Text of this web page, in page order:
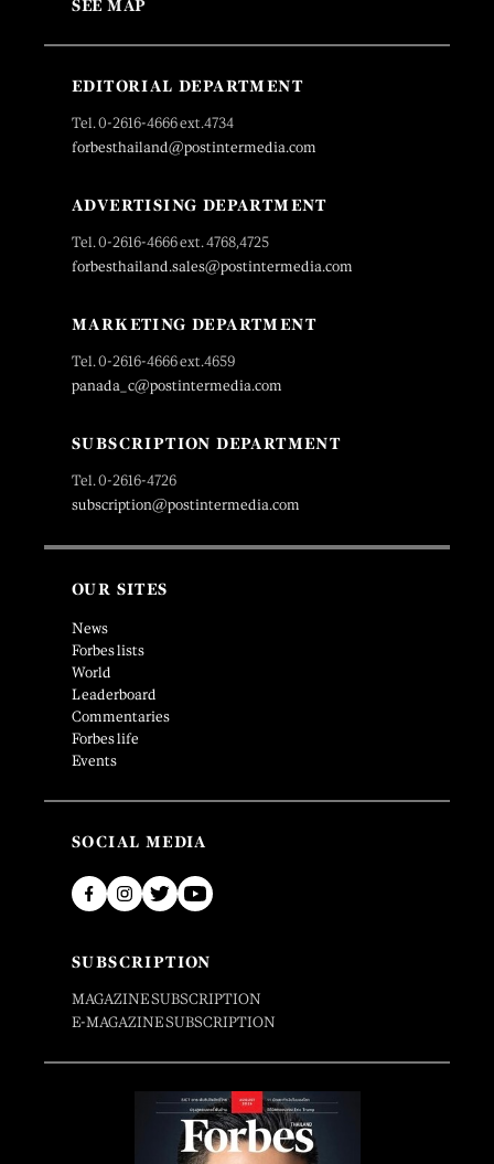
SEE MAP
EDITORIAL DEPARTMENT
Tel. 0-2616-4666 ext.4734
forbesthailand@postintermedia.com
ADVERTISING DEPARTMENT
Tel. 0-2616-4666 ext. 4768,4725
forbesthailand.sales@postintermedia.com
MARKETING DEPARTMENT
Tel. 0-2616-4666 ext.4659
panada_c@postintermedia.com
SUBSCRIPTION DEPARTMENT
Tel. 0-2616-4726
subscription@postintermedia.com
OUR SITES
News
Forbes lists
World
Leaderboard
Commentaries
Forbes life
Events
SOCIAL MEDIA
SUBSCRIPTION
MAGAZINE SUBSCRIPTION
E-MAGAZINE SUBSCRIPTION